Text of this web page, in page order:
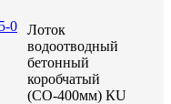
Заказать
Лоток
водоотводный
бетонный
коробчатый
(СО-400мм) КU